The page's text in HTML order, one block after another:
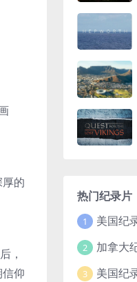
的
，
仰
热门纪录片
1
2
3